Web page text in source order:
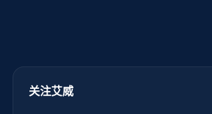
关注艾威